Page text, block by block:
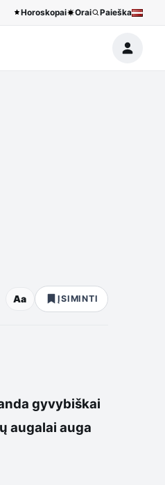
Horoskopai Orai Paieška
Aa ĮSIMINTI
gyvybiškai
augalai auga